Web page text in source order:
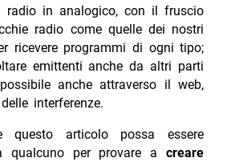
radio in analogico, con il fruscio
radio come quelle dei nostri
ricevere programmi di ogni tipo;
emittenti anche da altri parti
anche attraverso il web,
interferenze.
questo articolo possa essere
a qualcuno per provare acreare